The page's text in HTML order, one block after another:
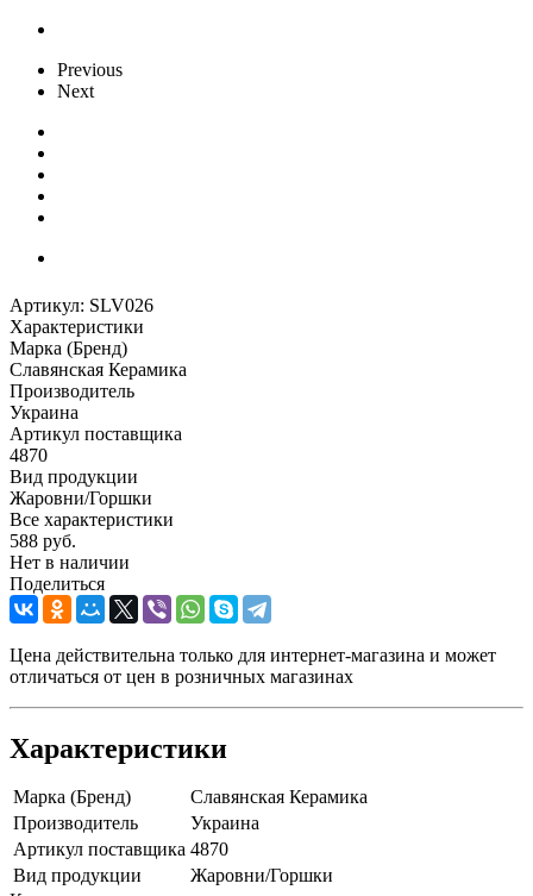
Previous
Next
Артикул: SLV026
Характеристики
Марка (Бренд)
Славянская Керамика
Производитель
Украина
Артикул поставщика
4870
Вид продукции
Жаровни/Горшки
Все характеристики
588 руб.
Нет в наличии
Поделиться
Цена действительна только для интернет-магазина и может
отличаться от цен в розничных магазинах
Характеристики
Марка (Бренд)
Славянская Керамика
Производитель
Украина
Артикул поставщика 4870
Вид продукции
Жаровни/Горшки